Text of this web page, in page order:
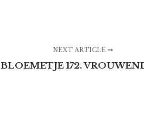
NEXT ARTICLE
BLOEMETJE 172.